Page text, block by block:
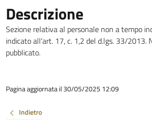
Descrizione
Sezione relativa al personale non a tempo
indicato all'art. 17, c. 1,2 del d.lgs. 33/2013.
pubblicato.
Pagina aggiornata il 30/05/2025 12:09
Indietro